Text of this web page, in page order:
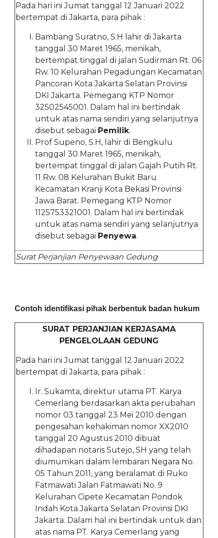
Pada hari ini Jumat tanggal 12 Januari 2022
bertempat di Jakarta, para pihak :
Bambang Suratno, S.H lahir di Jakarta
tanggal 30 Maret 1965, menikah,
bertempat tinggal di jalan Sudirman Rt. 06
Rw. 10 Kelurahan Pegadungan Kecamatan
Pancoran Kota Jakarta Selatan Provinsi
DKI Jakarta. Pemegang KTP Nomor
32502545001. Dalam hal ini bertindak
untuk atas nama sendiri yang selanjutnya
disebut sebagai Pemilik.
Prof Supeno, S.H, lahir di Bengkulu
tanggal 30 Maret 1965, menikah,
bertempat tinggal di jalan Gajah Putih Rt.
11 Rw. 08 Kelurahan Bukit Baru
Kecamatan Kranji Kota Bekasi Provinsi
Jawa Barat. Pemegang KTP Nomor
1125753321001. Dalam hal ini bertindak
untuk atas nama sendiri yang selanjutnya
disebut sebagai Penyewa.
Surat Perjanjian Penyewaan Gedung
Contoh identifikasi pihak berbentuk badan hukum
SURAT PERJANJIAN KERJASAMA
PENGELOLAAN GEDUNG
Pada hari ini Jumat tanggal 12 Januari 2022
bertempat di Jakarta, para pihak :
Ir. Sukamta, direktur utama PT. Karya
Cemerlang berdasarkan akta perubahan
nomor 03 tanggal 23 Mei 2010 dengan
pengesahan kehakiman nomor XX2010
tanggal 20 Agustus 2010 dibuat
dihadapan notaris Sutejo, SH yang telah
diumumkan dalam lembaran Negara No.
05 Tahun 2011, yang beralamat di Ruko
Fatmawati Jalan Fatmawati No. 9
Kelurahan Cipete Kecamatan Pondok
Indah Kota Jakarta Selatan Provinsi DKI
Jakarta. Dalam hal ini bertindak untuk dan
atas nama PT. Karya Cemerlang yang